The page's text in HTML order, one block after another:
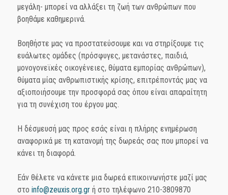
μεγάλη- μπορεί να αλλάξει τη ζωή των ανθρώπων που
βοηθάμε καθημερινά.
Βοηθήστε μας να προστατεύσουμε και να στηρίξουμε τις
ευάλωτες ομάδες (πρόσφυγες, μετανάστες, παιδιά,
μονογονεϊκές οικογένειες, θύματα εμπορίας ανθρώπων),
θύματα μίας ανθρωπιστικής κρίσης, επιτρέποντάς μας να
αξιοποιήσουμε την προσφορά σας όπου είναι απαραίτητη
για τη συνέχιση του έργου μας.
Η δέσμευσή μας προς εσάς είναι η πλήρης ενημέρωση
αναφορικά με τη κατανομή της δωρεάς σας που μπορεί να
κάνει τη διαφορά.
Εάν θέλετε να κάνετε μια δωρεά επικοινωνήστε μαζί μας
στο info@zeuxis.org.grή στο τηλέφωνο 210-3809870